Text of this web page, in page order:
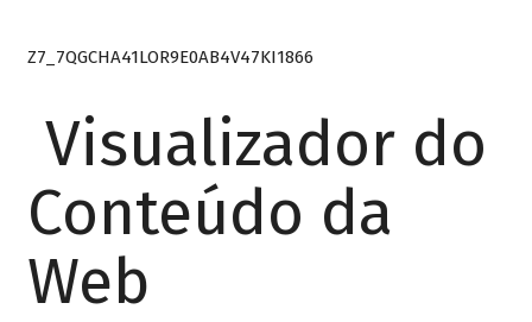
Z7_7QGCHA41LOR9E0AB4V47KI1866
Visualizador do
Conteúdo da
Web